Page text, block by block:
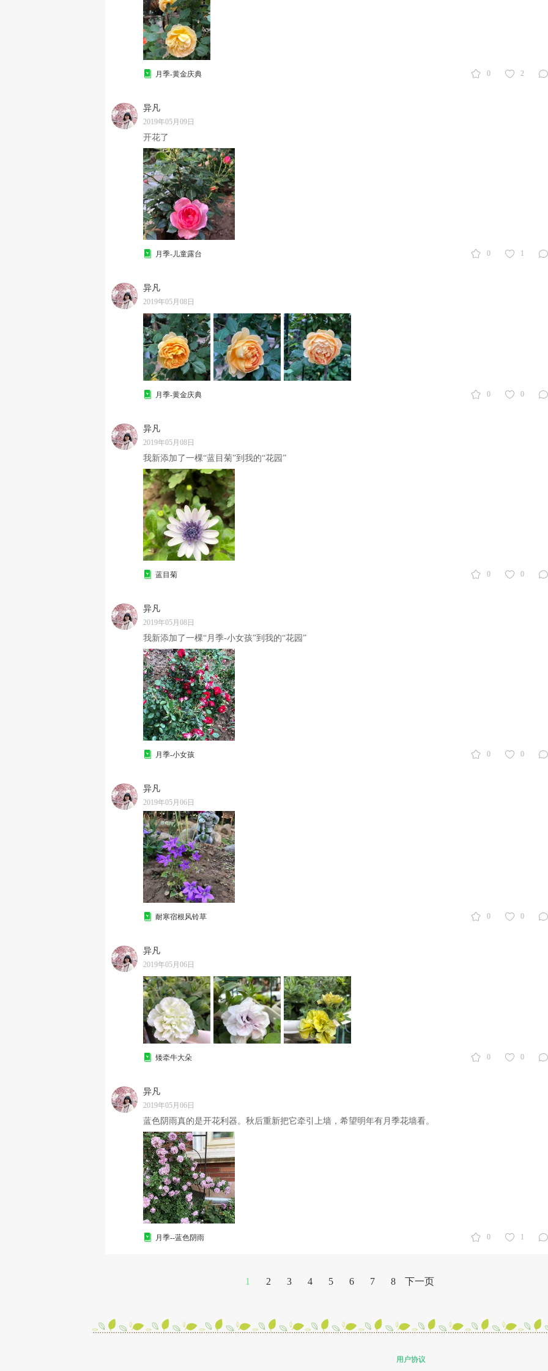
0 2
月季-黄金庆典
异凡
2019年05月09日
开花了
0 1
月季-儿童露台
异凡
2019年05月08日
0 0
月季-黄金庆典
异凡
2019年05月08日
我新添加了一棵“蓝目菊”到我的“花园”
0 0
蓝目菊
异凡
2019年05月08日
我新添加了一棵“月季-小女孩”到我的“花园”
0 0
月季-小女孩
异凡
2019年05月06日
0 0
耐寒宿根风铃草
异凡
2019年05月06日
0 0
矮牵牛大朵
异凡
2019年05月06日
蓝色阴雨真的是开花利器。秋后重新把它牵引上墙，希望明年有月季花墙看。
0 1
月季--蓝色阴雨
1 2 3 4 5 6 7 8 下一页
用户协议